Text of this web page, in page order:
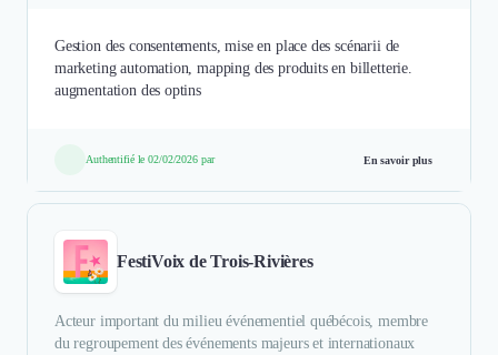
Gestion des consentements, mise en place des scénarii de
marketing automation, mapping des produits en billetterie.
augmentation des optins
Authentifié le 02/02/2026 par En savoir plus
FestiVoix de Trois-Rivières
Acteur important du milieu événementiel québécois, membre
du regroupement des événements majeurs et internationaux